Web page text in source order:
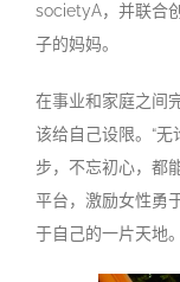
societyA，并联合
子的妈妈。
在事业和家庭之间
该给自己设限。 “无
步，不忘初心，都
平台，激励女性勇
于自己的一片天地。